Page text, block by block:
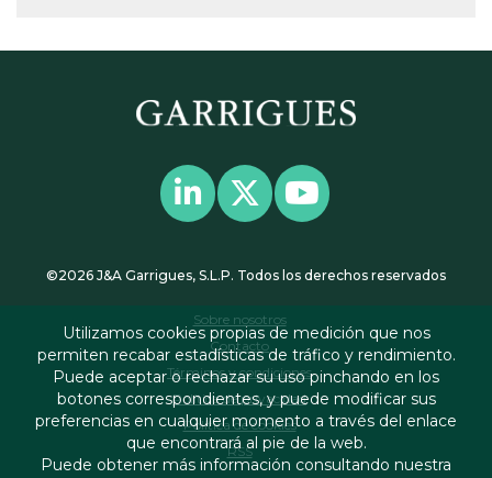
©2026 J&A Garrigues, S.L.P. Todos los derechos reservados
Sobre nosotros
Contacto
Términos y condiciones
Política de privacidad
Política de cookies
RSS
Utilizamos cookies propias de medición que nos
permiten recabar estadísticas de tráfico y rendimiento.
Puede aceptar o rechazar su uso pinchando en los
botones correspondientes, y puede modificar sus
preferencias en cualquier momento a través del enlace
que encontrará al pie de la web.
Puede obtener más información consultando nuestra